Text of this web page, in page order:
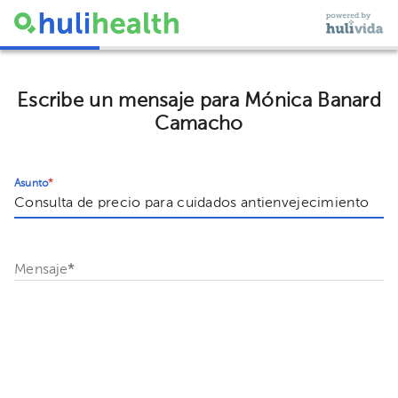
Escribe un mensaje para Mónica Banard
Camacho
Asunto*
Mensaje*